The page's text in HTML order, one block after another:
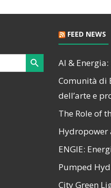
Search Button
FEED NEWS
AI &
Comunità di
dell’arte e
The Role of
Hydropower
ENGIE:
Pumped
City Green